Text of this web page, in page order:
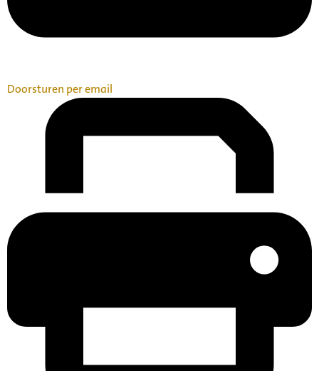
Doorsturen per email